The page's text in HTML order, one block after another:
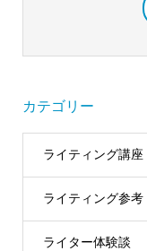
カテゴリー
ライティング講座
ライティング参考
ライター体験談